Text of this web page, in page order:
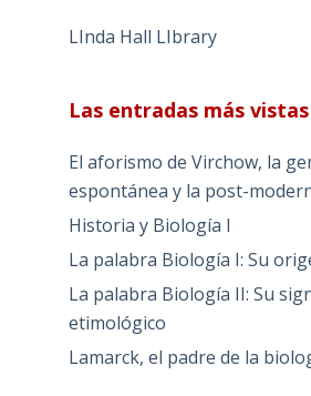
LInda Hall LIbrary
Las entradas más vistas
El aforismo de Virchow, la
espontánea y la post-
Historia y Biología I
La palabra Biología I: Su
La palabra Biología II: Su
etimológico
Lamarck, el padre de la